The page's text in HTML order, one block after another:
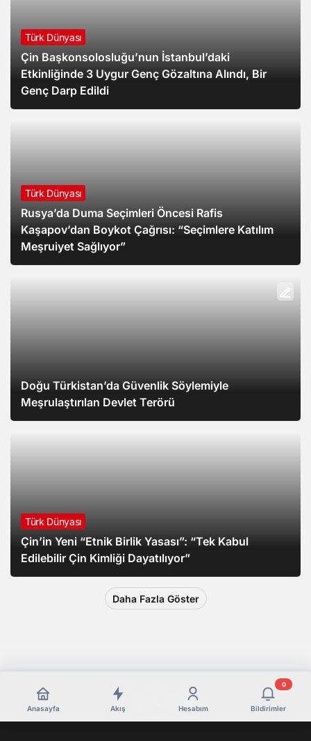
Türk Dünyası
Çin Başkonsolosluğu’nun İstanbul’daki
Etkinliğinde 3 Uygur Genç Gözaltına Alındı, Bir
Genç Darp Edildi
Türk Dünyası
Rusya’da Duma Seçimleri Öncesi Rafis
Kaşapov’dan Boykot Çağrısı: “Seçimlere Katılım
Meşruiyet Sağlıyor”
Doğu Türkistan’da Güvenlik Söylemiyle
Meşrulaştırılan Devlet Terörü
Türk Dünyası
Çin’in Yeni “Etnik Birlik Yasası”: “Tek Kabul
Edilebilir Çin Kimliği Dayatılıyor”
Daha Fazla Göster
Anasayfa Akış Hesabım Bildirimler
0